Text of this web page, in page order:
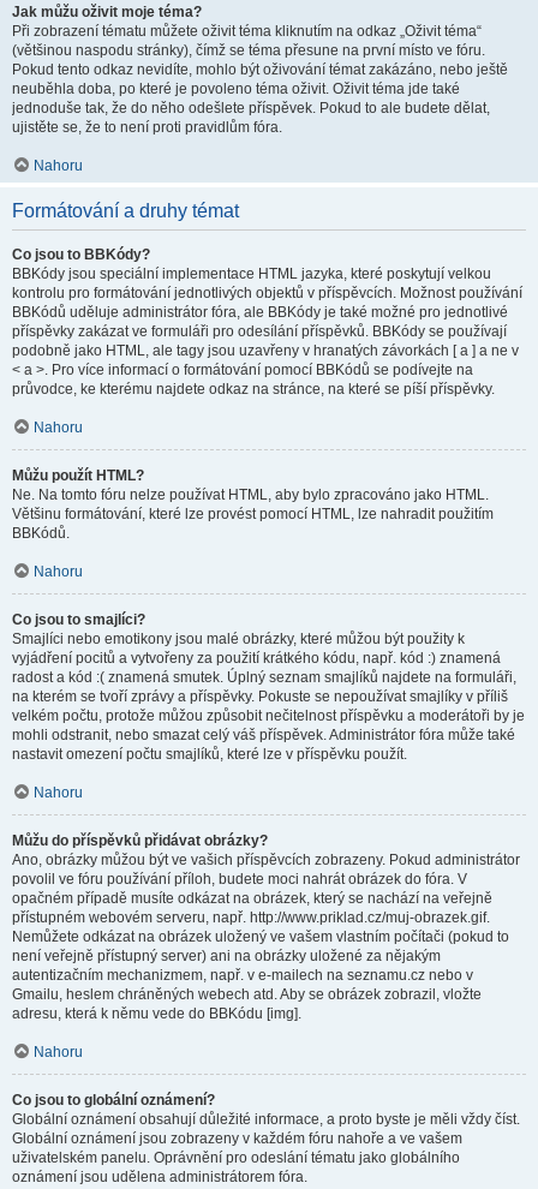
Jak můžu oživit moje téma?
Při zobrazení tématu můžete oživit téma kliknutím na odkaz „Oživit téma“
(většinou naspodu stránky), čímž se téma přesune na první místo ve fóru.
Pokud tento odkaz nevidíte, mohlo být oživování témat zakázáno, nebo ještě
neuběhla doba, po které je povoleno téma oživit. Oživit téma jde také
jednoduše tak, že do něho odešlete příspěvek. Pokud to ale budete dělat,
ujistěte se, že to není proti pravidlům fóra.
Nahoru
Formátování a druhy témat
Co jsou to BBKódy?
BBKódy jsou speciální implementace HTML jazyka, které poskytují velkou
kontrolu pro formátování jednotlivých objektů v příspěvcích. Možnost používání
BBKódů uděluje administrátor fóra, ale BBKódy je také možné pro jednotlivé
příspěvky zakázat ve formuláři pro odesílání příspěvků. BBKódy se používají
podobně jako HTML, ale tagy jsou uzavřeny v hranatých závorkách [ a ] a ne v
< a >. Pro více informací o formátování pomocí BBKódů se podívejte na
průvodce, ke kterému najdete odkaz na stránce, na které se píší příspěvky.
Nahoru
Můžu použít HTML?
Ne. Na tomto fóru nelze používat HTML, aby bylo zpracováno jako HTML.
Většinu formátování, které lze provést pomocí HTML, lze nahradit použitím
BBKódů.
Nahoru
Co jsou to smajlíci?
Smajlíci nebo emotikony jsou malé obrázky, které můžou být použity k
vyjádření pocitů a vytvořeny za použití krátkého kódu, např. kód :) znamená
radost a kód :( znamená smutek. Úplný seznam smajlíků najdete na formuláři,
na kterém se tvoří zprávy a příspěvky. Pokuste se nepoužívat smajlíky v příliš
velkém počtu, protože můžou způsobit nečitelnost příspěvku a moderátoři by je
mohli odstranit, nebo smazat celý váš příspěvek. Administrátor fóra může také
nastavit omezení počtu smajlíků, které lze v příspěvku použít.
Nahoru
Můžu do příspěvků přidávat obrázky?
Ano, obrázky můžou být ve vašich příspěvcích zobrazeny. Pokud administrátor
povolil ve fóru používání příloh, budete moci nahrát obrázek do fóra. V
opačném případě musíte odkázat na obrázek, který se nachází na veřejně
přístupném webovém serveru, např. http://www.priklad.cz/muj-obrazek.gif.
Nemůžete odkázat na obrázek uložený ve vašem vlastním počítači (pokud to
není veřejně přístupný server) ani na obrázky uložené za nějakým
autentizačním mechanizmem, např. v e-mailech na seznamu.cz nebo v
Gmailu, heslem chráněných webech atd. Aby se obrázek zobrazil, vložte
adresu, která k němu vede do BBKódu [img].
Nahoru
Co jsou to globální oznámení?
Globální oznámení obsahují důležité informace, a proto byste je měli vždy číst.
Globální oznámení jsou zobrazeny v každém fóru nahoře a ve vašem
uživatelském panelu. Oprávnění pro odeslání tématu jako globálního
oznámení jsou udělena administrátorem fóra.